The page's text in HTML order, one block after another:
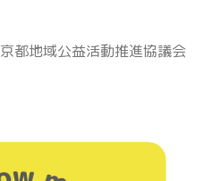
都地域公益活動推進協議会